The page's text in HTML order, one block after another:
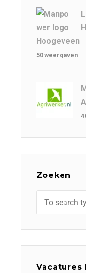
Hoogeveen
50 weergaven
Zoeken
Vacatures